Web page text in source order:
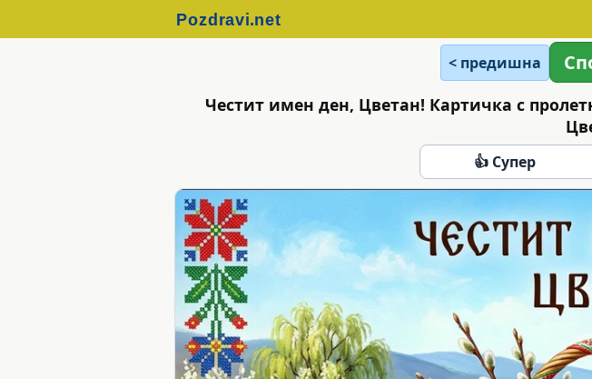
< предишна
Честит имен ден, Цветан! Картичка с
👍 Супер